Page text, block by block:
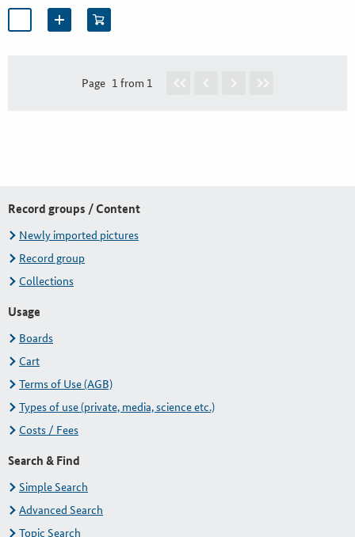
Page 1 from 1
Record groups / Content
Newly imported pictures
Record group
Collections
Usage
Boards
Cart
Terms of Use (AGB)
Types of use (private, media, science etc.)
Costs / Fees
Search & Find
Simple Search
Advanced Search
Topic Search